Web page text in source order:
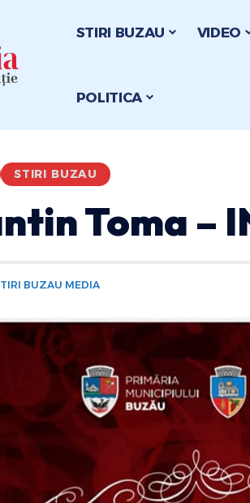
STIRI BUZAU VIDEO
POLITICA
STIRI BUZAU
Toma –
BUZAU MEDIA